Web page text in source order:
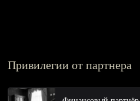
Привилегии от партнера